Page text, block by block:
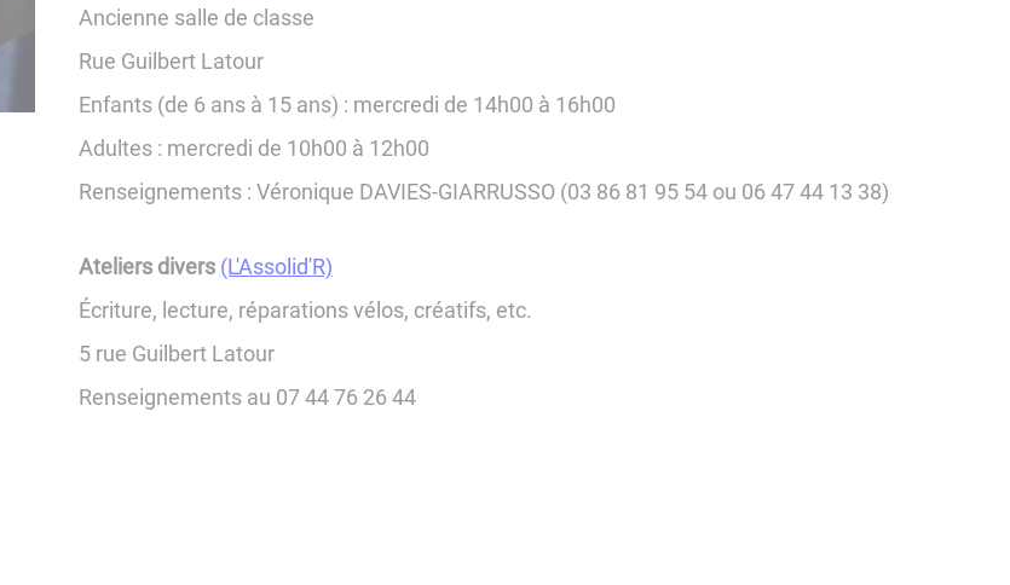
Ancienne salle de classe
Rue Guilbert Latour
Enfants (de 6 ans à 15 ans) : mercredi de 14h00 à 16h00
Adultes : mercredi de 10h00 à 12h00
Renseignements : Véronique DAVIES-GIARRUSSO (03 86 81 95 54 ou 06 47 44 13 38)
Ateliers divers (L'Assolid'R)
Écriture, lecture, réparations vélos, créatifs, etc.
5 rue Guilbert Latour
Renseignements au 07 44 76 26 44